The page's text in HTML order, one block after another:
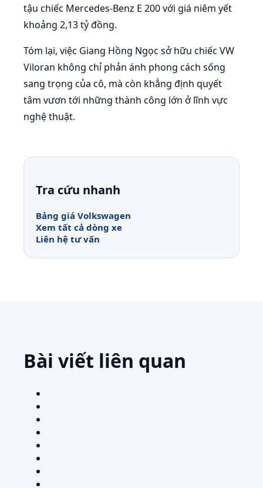
tậu chiếc Mercedes-Benz E 200 với giá niêm yết
khoảng 2,13 tỷ đồng.
Tóm lại, việc Giang Hồng Ngọc sở hữu chiếc VW
Viloran không chỉ phản ánh phong cách sống
sang trọng của cô, mà còn khẳng định quyết
tâm vươn tới những thành công lớn ở lĩnh vực
nghệ thuật.
Tra cứu nhanh
Bảng giá Volkswagen
Xem tất cả dòng xe
Liên hệ tư vấn
Bài viết liên quan